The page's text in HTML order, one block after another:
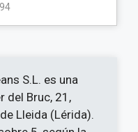
S.L. es una
del Bruc, 21,
Lleida (Lérida).